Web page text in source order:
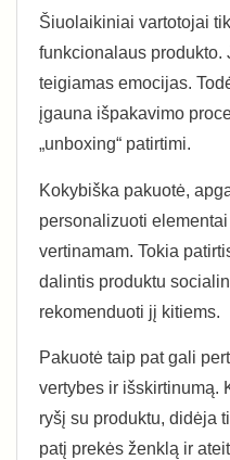
Šiuolaikiniai vartotojai
funkcionalaus produkto.
teigiamas emocijas.
įgauna išpakavimo
„unboxing“ patirtimi.
Kokybiška pakuotė,
personalizuoti
vertinamam. Tokia
dalintis produktu
rekomenduoti jį kitiems.
Pakuotė taip pat gali
vertybes ir išskirtinumą.
ryšį su produktu, didėja
patį prekės ženklą ir